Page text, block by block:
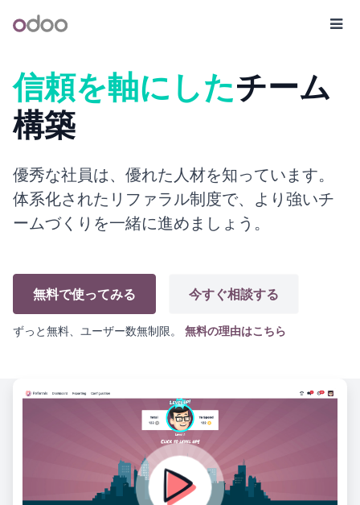
Odoo メ
信頼を軸にしたチーム
構築
優秀な社員は、優れた人材を知っています。
体系化されたリファラル制度で、より強いチ
ームづくりを一緒に進めましょう。
無料で使ってみる 今すぐ相談する
ずっと無料、ユーザー数無制限。 無料の理由はこちら